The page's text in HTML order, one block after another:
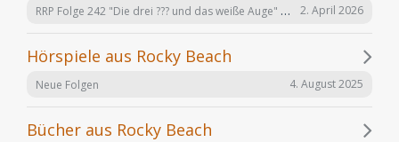
RRP Folge 242 "Die drei ??? und das weiße Auge" am 02.12. in Karlsruhe 2. April 2026
Hörspiele aus Rocky Beach
Neue Folgen 4. August 2025
Bücher aus Rocky Beach